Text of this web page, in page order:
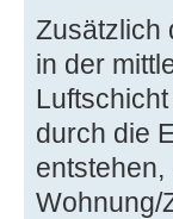
Zusätzlich
in der
durch die
Wohnung/